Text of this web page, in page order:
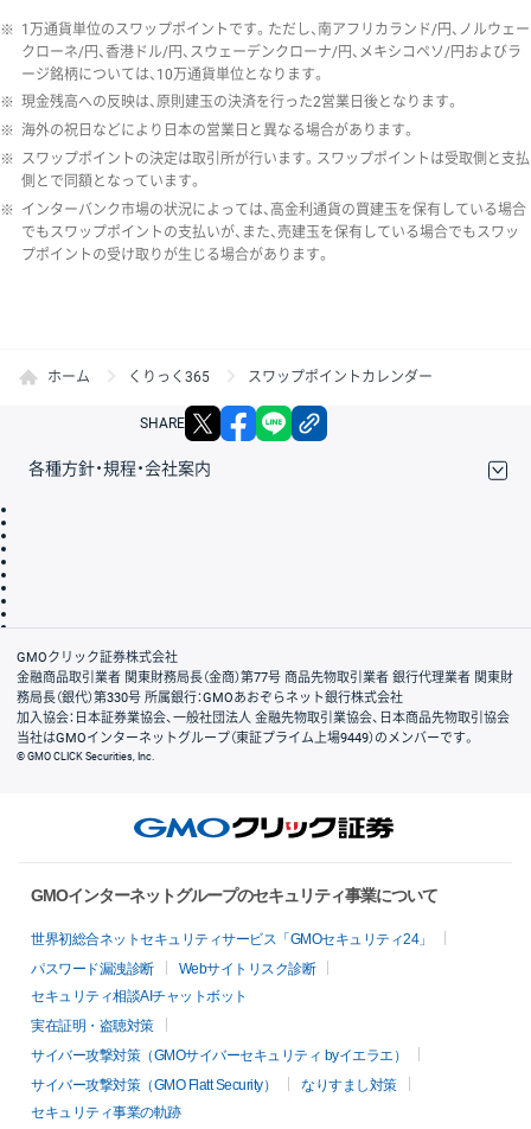
※ 1万通貨単位のスワップポイントです。ただし、南アフリカランド/円、ノルウェー
クローネ/円、香港ドル/円、スウェーデンクローナ/円、メキシコペソ/円およびラ
ージ銘柄については、10万通貨単位となります。
※ 現金残高への反映は、原則建玉の決済を行った2営業日後となります。
※ 海外の祝日などにより日本の営業日と異なる場合があります。
※ スワップポイントの決定は取引所が行います。スワップポイントは受取側と支払
側とで同額となっています。
※ インターバンク市場の状況によっては、高金利通貨の買建玉を保有している場合
でもスワップポイントの支払いが、また、売建玉を保有している場合でもスワッ
プポイントの受け取りが生じる場合があります。
ホーム くりっく365 スワップポイントカレンダー
SHARE X facebook
各種方針・規程・会社案内
会社案内
GMOクリック証券株式会社
金融商品取引業者 関東財務局長（金商）第77号 商品先物取引業者 銀行代理業者 関東財
務局長（銀代）第330号 所属銀行：GMOあおぞらネット銀行株式会社
加入協会：日本証券業協会、一般社団法人 金融先物取引業協会、日本商品先物取引協会
当社はGMOインターネットグループ（東証プライム上場9449）のメンバーです。
© GMO CLICK Securities, Inc.
GMOインターネットグループのセキュリティ事業について
世界初総合ネットセキュリティサービス「GMOセキュリティ24」
パスワード漏洩診断
Webサイトリスク診断
セキュリティ相談AIチャットボット
実在証明・盗聴対策
サイバー攻撃対策（GMOサイバーセキュリティ byイエラエ）
サイバー攻撃対策（GMO Flatt Security）
なりすまし対策
セキュリティ事業の軌跡